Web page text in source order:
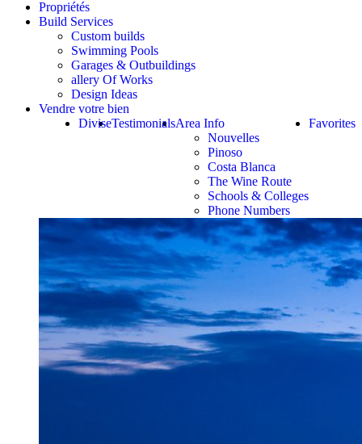
Propriétés
Build Services
Custom builds
Swimming Pools
Garages & Outbuildings
allery Of Works
Design Ideas
Vendre votre bien
Favorites
Area Info
Nouvelles
Pinoso
Costa Blanca
The Wine Route
Schools & Colleges
Phone Numbers
Testimonials
Divise